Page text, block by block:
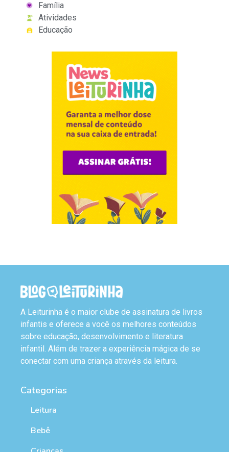
Família
Atividades
Educação
A Leiturinha é o maior clube de assinatura de livros
infantis e oferece a você os melhores conteúdos
sobre educação, desenvolvimento e literatura
infantil. Além de trazer a experiência mágica de se
conectar com uma criança através da leitura.
Categorias
Leitura
Bebê